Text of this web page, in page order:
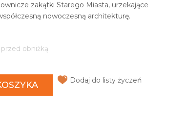
zakątki Starego Miasta, urzekające
nowoczesną architekturę.
obniżką
Dodaj do listy życzeń